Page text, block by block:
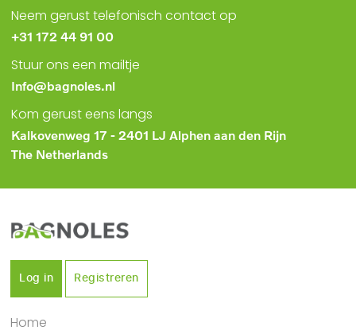
Neem gerust telefonisch contact op
+31 172 44 91 00
Stuur ons een mailtje
Info@bagnoles.nl
Kom gerust eens langs
Kalkovenweg 17 - 2401 LJ Alphen aan den Rijn
The Netherlands
Log in Registreren
Home